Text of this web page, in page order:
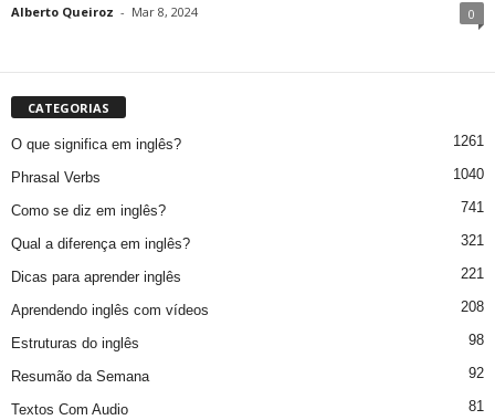
Alberto Queiroz - Mar 8, 2024 0
CATEGORIAS
O que significa em inglês? 1261
Phrasal Verbs 1040
Como se diz em inglês? 741
Qual a diferença em inglês? 321
Dicas para aprender inglês 221
Aprendendo inglês com vídeos 208
Estruturas do inglês 98
Resumão da Semana 92
Textos Com Audio 81